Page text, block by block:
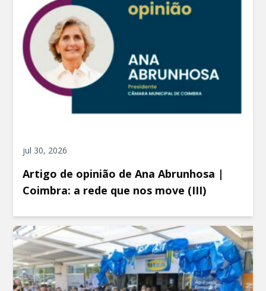
jul 30, 2026
Artigo de opinião de Ana Abrunhosa |
Coimbra: a rede que nos move (III)